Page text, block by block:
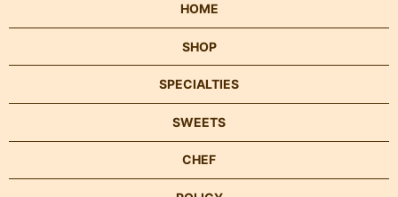
HOME
SHOP
SPECIALTIES
SWEETS
CHEF